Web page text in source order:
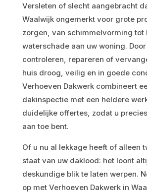
Versleten of slecht aangebracht
Waalwijk ongemerkt voor grote
zorgen, van schimmelvorming tot
waterschade aan uw woning.
controleren, repareren of
huis droog, veilig en in goede
Verhoeven Dakwerk combineert
dakinspectie met een heldere
duidelijke offertes, zodat u
aan toe bent.
Of u nu al lekkage heeft of alleen
staat van uw daklood: het loont
deskundige blik te laten werpen.
op met Verhoeven Dakwerk in